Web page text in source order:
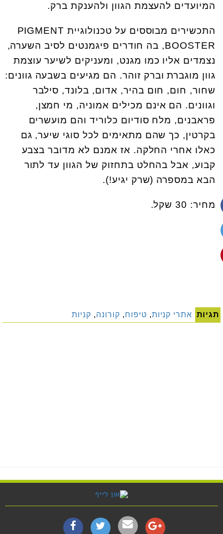
המיועדים להעצמת הגוון ולהענקת ברק.
התכשירים מבוססים על טכנולוגיית PIGMENT
BOOSTER, בה חודרים פיגמנטים לסיב השערה,
נצמדים אליו כמו מגנט, ומעניקים לשיער עוצמת
גוון מוגברת וברק זוהר. הם מגיעים בשבעה גוונים:
שחור, חום, חום בהיר, אדום, בלונד, סילבר
וגוונים. הם אינם מכילים אמוניה, מי חמצן,
פראבנים, מלח סודיום כלוריד והם מועשרים
בקרטין, כך שהם מתאימים לכל סוגי שיער, גם
כאלו אחרי החלקה. אז אמנם לא מדובר בצבע
קבוע, אבל בהחלט בתחזוק של הגוון עד לתור
הבא במספרה (שרק יגיע!).
מחיר: 30 שקל.
תגיות אתרי קניות, טיפוח, קורונה, קניות